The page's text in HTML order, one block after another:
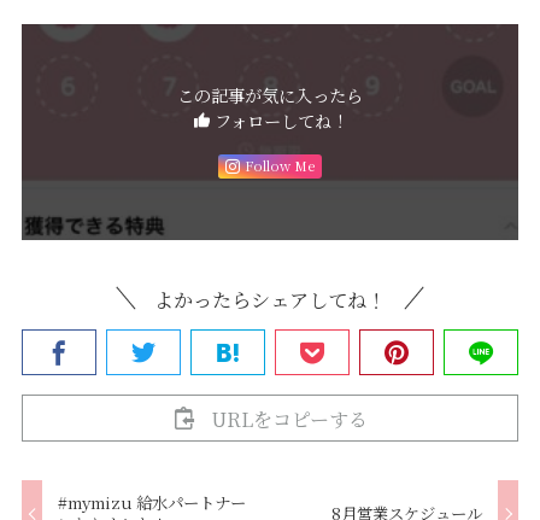
この記事が気に入ったら
フォローしてね！
Follow Me
よかったらシェアしてね！
URLをコピーする
#mymizu 給水パートナー
8月営業スケジュール